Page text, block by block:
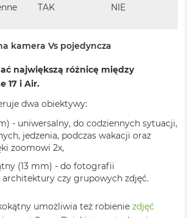
TAK NIE
kamera Vs pojedyncza
największą różnicę między
17 i Air.
dwa obiektywy:
- uniwersalny, do codziennych sytuacji,
jedzenia, podczas wakacji oraz
zoomowi 2x,
(13 mm) - do fotografii
architektury czy grupowych zdjęć.
umożliwia też robienie zdjęć